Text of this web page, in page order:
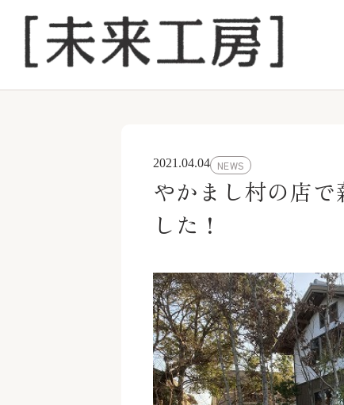
2021.04.04 NEWS
やかまし村の店
した！